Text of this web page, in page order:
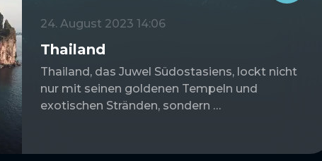
24. August 2023 14:06
Thailand
Thailand, das Juwel Südostasiens, lockt nicht
nur mit seinen goldenen Tempeln und
exotischen Stränden, sondern …